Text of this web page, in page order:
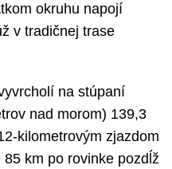
okruhu napojí
v tradičnej trase
na stúpaní
nad morom) 139,3
kilometrovým zjazdom
km po rovinke pozdĺž